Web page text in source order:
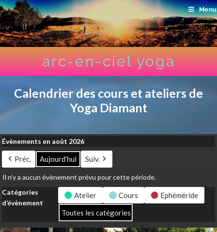
Menu
arc-en-ciel yoga
Calendrier des cours et ateliers de
Yoga Diamant
Évènements en août 2026
Préc. Aujourd’hui Suiv.
Il n’y a aucun évènement prévu pour cette période.
Catégories
d’évènement
Atelier Cours
Ephéméride
Toutes les catégories